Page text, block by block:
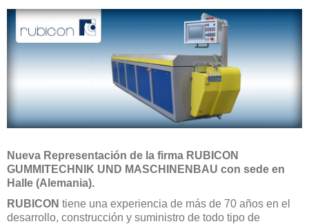
Nueva Representación de la firma RUBICON
GUMMITECHNIK UND MASCHINENBAU con sede en
Halle (Alemania).
RUBICON tiene una experiencia de más de 70 años en el
desarrollo, construcción y suministro de todo tipo de